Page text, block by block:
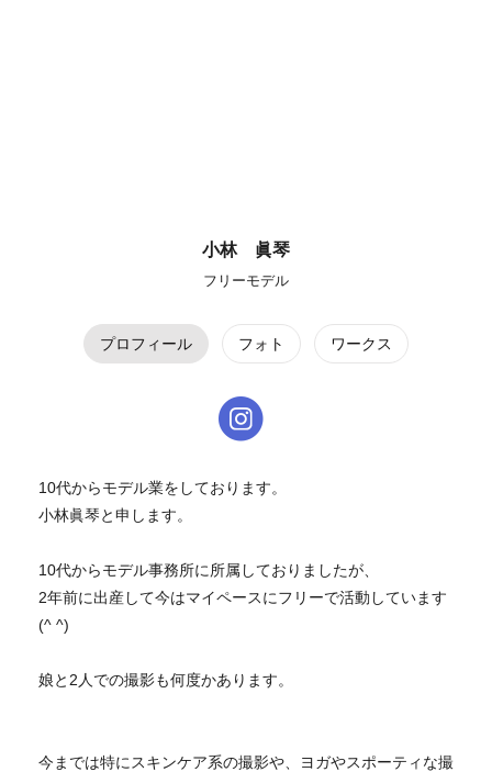
小林 眞琴
フリーモデル
プロフィール フォト ワークス
10代からモデル業をしております。
小林眞琴と申します。
10代からモデル事務所に所属しておりましたが、
2年前に出産して今はマイペースにフリーで活動しています
(^ ^)
娘と2人での撮影も何度かあります。
今までは特にスキンケア系の撮影や、ヨガやスポーティな撮